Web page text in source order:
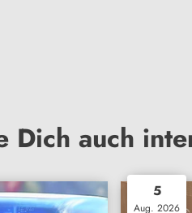
Dich auch
5
Aug. 2026